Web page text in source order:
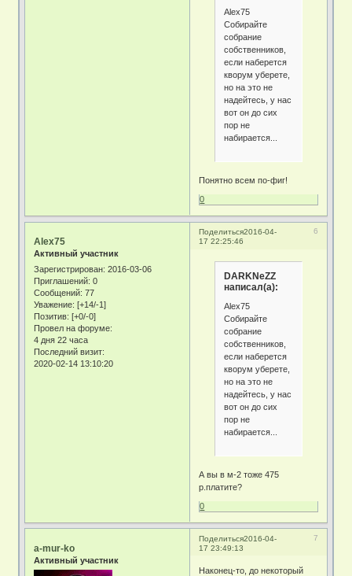
Alex75
Собирайте
собрание
собственников,
если наберется
кворум уберете,
но на это не
надейтесь, у нас
вот он до сих
пор не
набирается...
Понятно всем по-фиг!
0
Поделиться 6
2016-04-
17 22:25:46
Alex75
Активный участник
Зарегистрирован: 2016-03-06
Приглашений: 0
Сообщений: 77
Уважение: [+14/-1]
Позитив: [+0/-0]
Провел на форуме:
4 дня 22 часа
Последний визит:
2020-02-14 13:10:20
DARKNeZZ
написал(а):
Alex75
Собирайте
собрание
собственников,
если наберется
кворум уберете,
но на это не
надейтесь, у нас
вот он до сих
пор не
набирается...
А вы в м-2 тоже 475
р.платите?
0
Поделиться 7
2016-04-
17 23:49:13
a-mur-ko
Активный участник
Наконец-то, до некоторый